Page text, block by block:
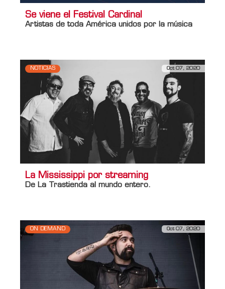
Se viene el Festival Cardinal
Artistas de toda América unidos por la música
NOTICIAS Oct 07, 2020
La Mississippi por streaming
De La Trastienda al mundo entero.
ON DEMAND Oct 07, 2020